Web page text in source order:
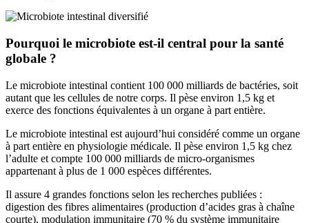
Pourquoi le microbiote est-il central pour la santé
globale ?
Le microbiote intestinal contient 100 000 milliards de bactéries, soit
autant que les cellules de notre corps. Il pèse environ 1,5 kg et
exerce des fonctions équivalentes à un organe à part entière.
Le microbiote intestinal est aujourd’hui considéré comme un organe
à part entière en physiologie médicale. Il pèse environ 1,5 kg chez
l’adulte et compte 100 000 milliards de micro-organismes
appartenant à plus de 1 000 espèces différentes.
Il assure 4 grandes fonctions selon les recherches publiées :
digestion des fibres alimentaires (production d’acides gras à chaîne
courte), modulation immunitaire (70 % du système immunitaire